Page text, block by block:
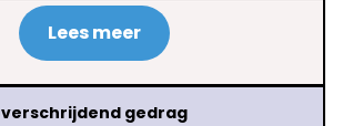
Lees meer
gedrag